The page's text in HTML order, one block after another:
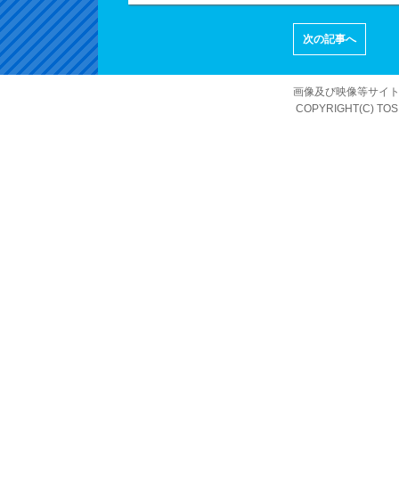
次の記事へ
画像及び映像等サイ
COPYRIGHT(C)